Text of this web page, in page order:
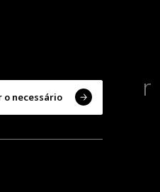
experienciar
o necessário